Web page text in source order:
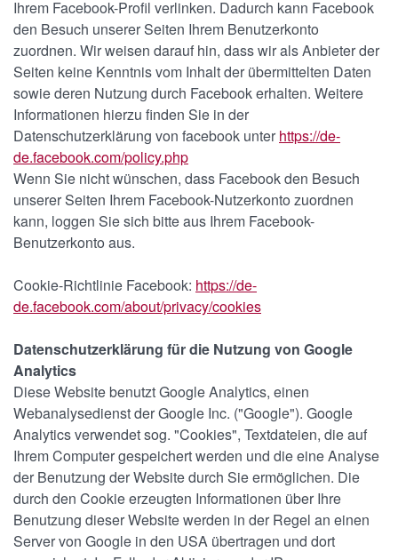
Ihrem Facebook-Profil verlinken. Dadurch kann Facebook
den Besuch unserer Seiten Ihrem Benutzerkonto
zuordnen. Wir weisen darauf hin, dass wir als Anbieter der
Seiten keine Kenntnis vom Inhalt der übermittelten Daten
sowie deren Nutzung durch Facebook erhalten. Weitere
Informationen hierzu finden Sie in der
Datenschutzerklärung von facebook unter https://de-
de.facebook.com/policy.php
Wenn Sie nicht wünschen, dass Facebook den Besuch
unserer Seiten Ihrem Facebook-Nutzerkonto zuordnen
kann, loggen Sie sich bitte aus Ihrem Facebook-
Benutzerkonto aus.
Cookie-Richtlinie Facebook: https://de-
de.facebook.com/about/privacy/cookies
Datenschutzerklärung für die Nutzung von Google
Analytics
Diese Website benutzt Google Analytics, einen
Webanalysedienst der Google Inc. ("Google"). Google
Analytics verwendet sog. "Cookies", Textdateien, die auf
Ihrem Computer gespeichert werden und die eine Analyse
der Benutzung der Website durch Sie ermöglichen. Die
durch den Cookie erzeugten Informationen über Ihre
Benutzung dieser Website werden in der Regel an einen
Server von Google in den USA übertragen und dort